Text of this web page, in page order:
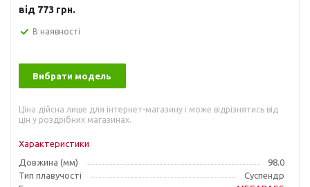
від 773 грн.
В наявності
Вибрати модель
Ціна дійсна лише для інтернет-магазину і може відрізнятись від
цін у роздрібних магазинах.
Характеристики
Довжина (мм)
98.0
Тип плавучості
Суспендр